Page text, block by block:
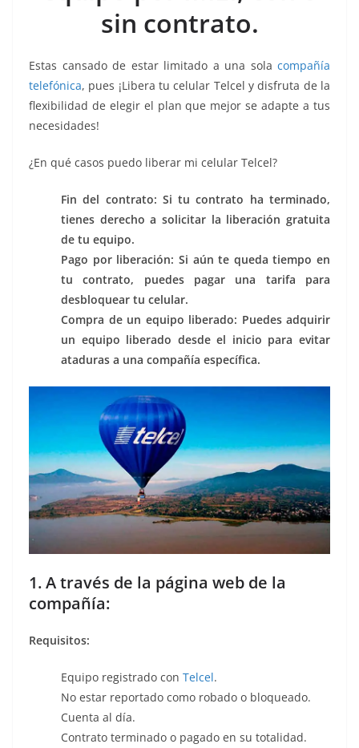
p k m
sin contrato.
Estas cansado de estar limitado a una sola compañía
telefónica, pues ¡Libera tu celular Telcel y disfruta de la
flexibilidad de elegir el plan que mejor se adapte a tus
necesidades!
¿En qué casos puedo liberar mi celular Telcel?
Fin del contrato: Si tu contrato ha terminado,
tienes derecho a solicitar la liberación gratuita
de tu equipo.
Pago por liberación: Si aún te queda tiempo en
tu contrato, puedes pagar una tarifa para
desbloquear tu celular.
Compra de un equipo liberado: Puedes adquirir
un equipo liberado desde el inicio para evitar
ataduras a una compañía específica.
1. A través de la página web de la
compañía:
Requisitos:
Equipo registrado con Telcel.
No estar reportado como robado o bloqueado.
Cuenta al día.
Contrato terminado o pagado en su totalidad.